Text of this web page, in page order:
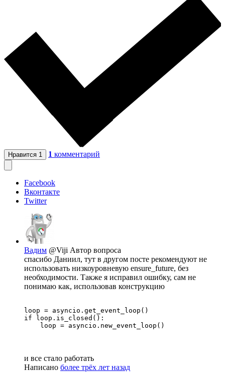
Нравится 1 1 комментарий
Facebook
Вконтакте
Twitter
Вадим @Viji Автор вопроса
спасибо Даниил, тут в другом посте рекомендуют не
использовать низкоуровневую ensure_future, без
необходимости. Также я исправил ошибку, сам не
понимаю как, использовав конструкцию
loop = asyncio.get_event_loop()
if loop.is_closed():
    loop = asyncio.new_event_loop()
и все стало работать
Написано более трёх лет назад